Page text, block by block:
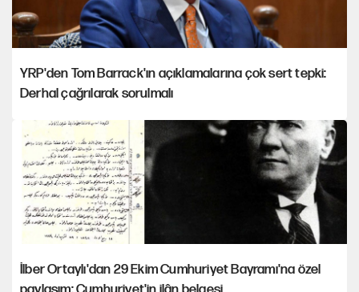
YRP'den Tom Barrack'ın açıklamalarına çok sert tepki:
Derhal çağrılarak sorulmalı
İlber Ortaylı'dan 29 Ekim Cumhuriyet Bayramı'na özel